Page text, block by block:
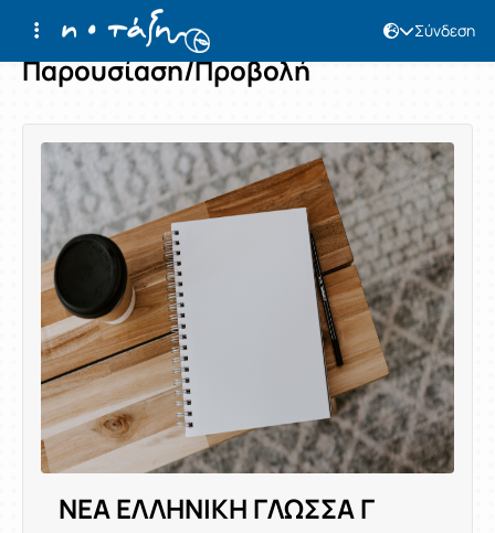
Σύνδεση
Παρουσίαση/Προβολή
ΝΕΑ ΕΛΛΗΝΙΚΗ ΓΛΩΣΣΑ Γ